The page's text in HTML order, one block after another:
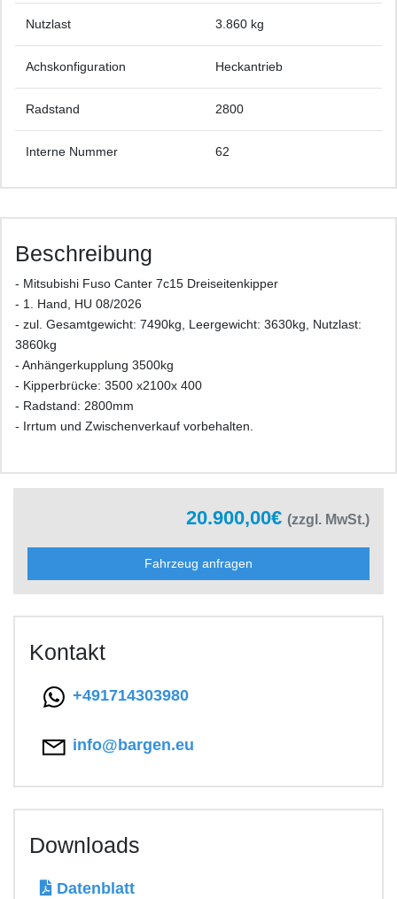
Nutzlast 3.860 kg
Achskonfiguration Heckantrieb
Radstand 2800
Interne Nummer 62
Beschreibung
- Mitsubishi Fuso Canter 7c15 Dreiseitenkipper
- 1. Hand, HU 08/2026
- zul. Gesamtgewicht: 7490kg, Leergewicht: 3630kg, Nutzlast:
3860kg
- Anhängerkupplung 3500kg
- Kipperbrücke: 3500 x2100x 400
- Radstand: 2800mm
- Irrtum und Zwischenverkauf vorbehalten.
20.900,00€ (zzgl. MwSt.)
Fahrzeug anfragen
Kontakt
+491714303980
info@bargen.eu
Downloads
Datenblatt